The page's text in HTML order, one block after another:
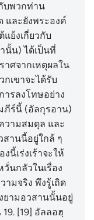
บพวกท่าน
และยังพระองค์
แย้งเกี่ยวกับ
นั้น) ได้เป็นที่
าศจากเหตุผลใน
กเขาจะได้รับ
ารลงโทษอย่าง
ภีร์นี้ (อัลกุรอาน)
วามสมดุล และ
สานนี้อยู่ใกล้ ๆ
งนี้เร่งเร้าจะให้
นกลัวในเรื่อง
ามจริง พึงรู้เถิด
งยามอวสานนั้นอยู่
19. [19] อัลลอฮฺ